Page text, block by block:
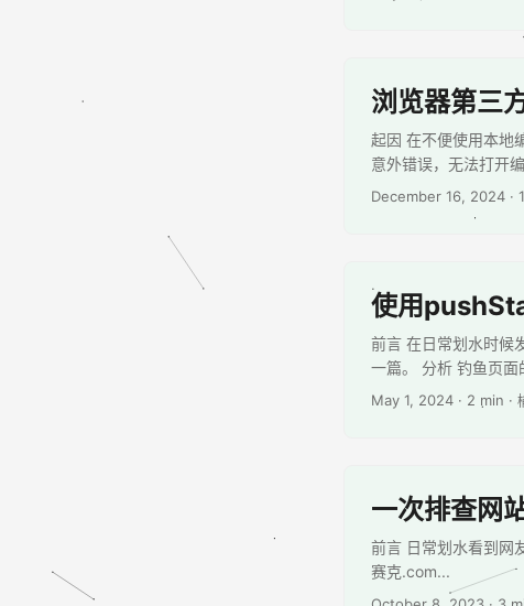
浏览器第三
起因 在不便使用本地
意外错误，无法打开
December 16, 2024 ·
使用
前言 在日常划水时候
一篇。 分析 钓鱼页
May 1, 2024 · 2 min ·
一次排查网
前言 日常划水看到
赛克.com...